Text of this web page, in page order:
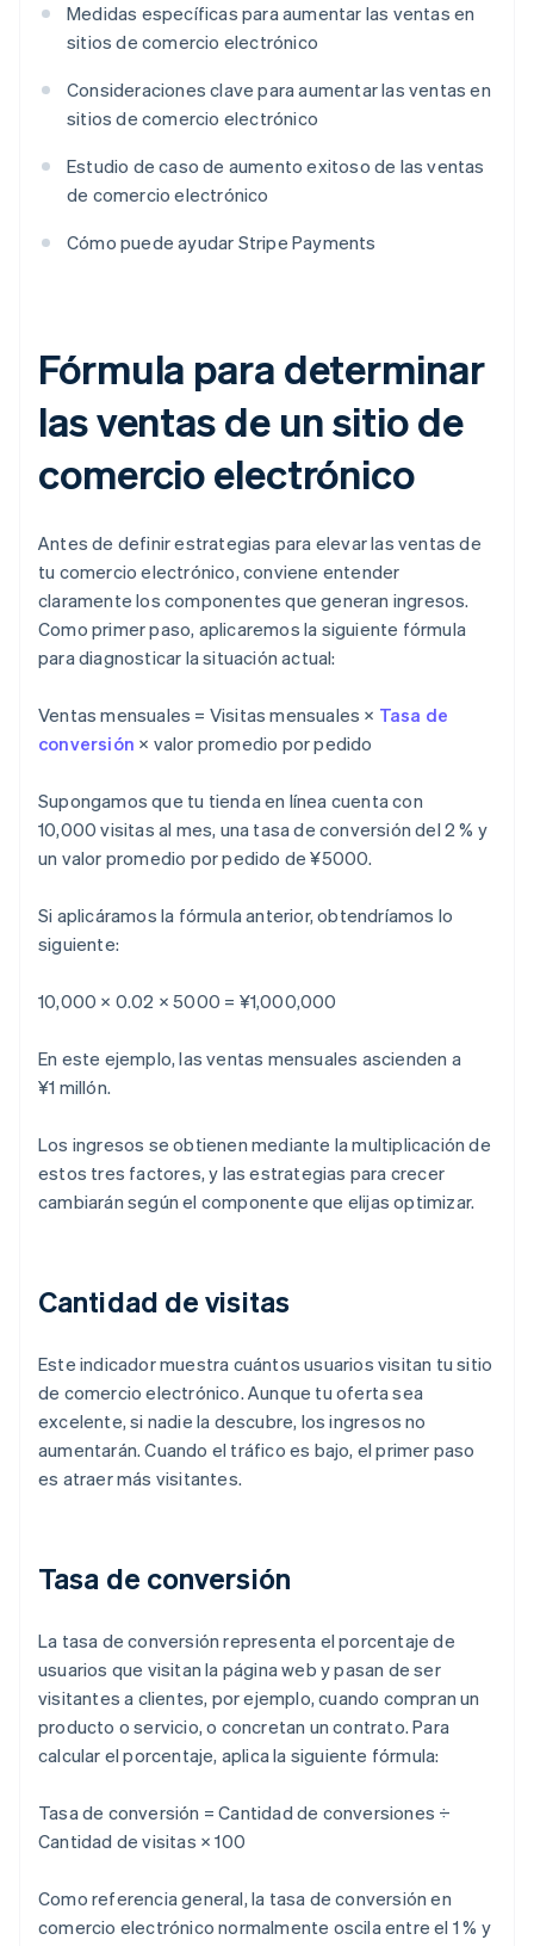
Medidas específicas para aumentar las ventas en
sitios de comercio electrónico
Consideraciones clave para aumentar las ventas en
sitios de comercio electrónico
Estudio de caso de aumento exitoso de las ventas
de comercio electrónico
Cómo puede ayudar Stripe Payments
Fórmula para determinar
las ventas de un sitio de
comercio electrónico
Antes de definir estrategias para elevar las ventas de
tu comercio electrónico, conviene entender
claramente los componentes que generan ingresos.
Como primer paso, aplicaremos la siguiente fórmula
para diagnosticar la situación actual:
Ventas mensuales = Visitas mensuales × Tasa de
conversión × valor promedio por pedido
Supongamos que tu tienda en línea cuenta con
10,000 visitas al mes, una tasa de conversión del 2 % y
un valor promedio por pedido de ¥5000.
Si aplicáramos la fórmula anterior, obtendríamos lo
siguiente:
10,000 × 0.02 × 5000 = ¥1,000,000
En este ejemplo, las ventas mensuales ascienden a
¥1 millón.
Los ingresos se obtienen mediante la multiplicación de
estos tres factores, y las estrategias para crecer
cambiarán según el componente que elijas optimizar.
Cantidad de visitas
Este indicador muestra cuántos usuarios visitan tu sitio
de comercio electrónico. Aunque tu oferta sea
excelente, si nadie la descubre, los ingresos no
aumentarán. Cuando el tráfico es bajo, el primer paso
es atraer más visitantes.
Tasa de conversión
La tasa de conversión representa el porcentaje de
usuarios que visitan la página web y pasan de ser
visitantes a clientes, por ejemplo, cuando compran un
producto o servicio, o concretan un contrato. Para
calcular el porcentaje, aplica la siguiente fórmula:
Tasa de conversión = Cantidad de conversiones ÷
Cantidad de visitas × 100
Como referencia general, la tasa de conversión en
comercio electrónico normalmente oscila entre el 1 % y